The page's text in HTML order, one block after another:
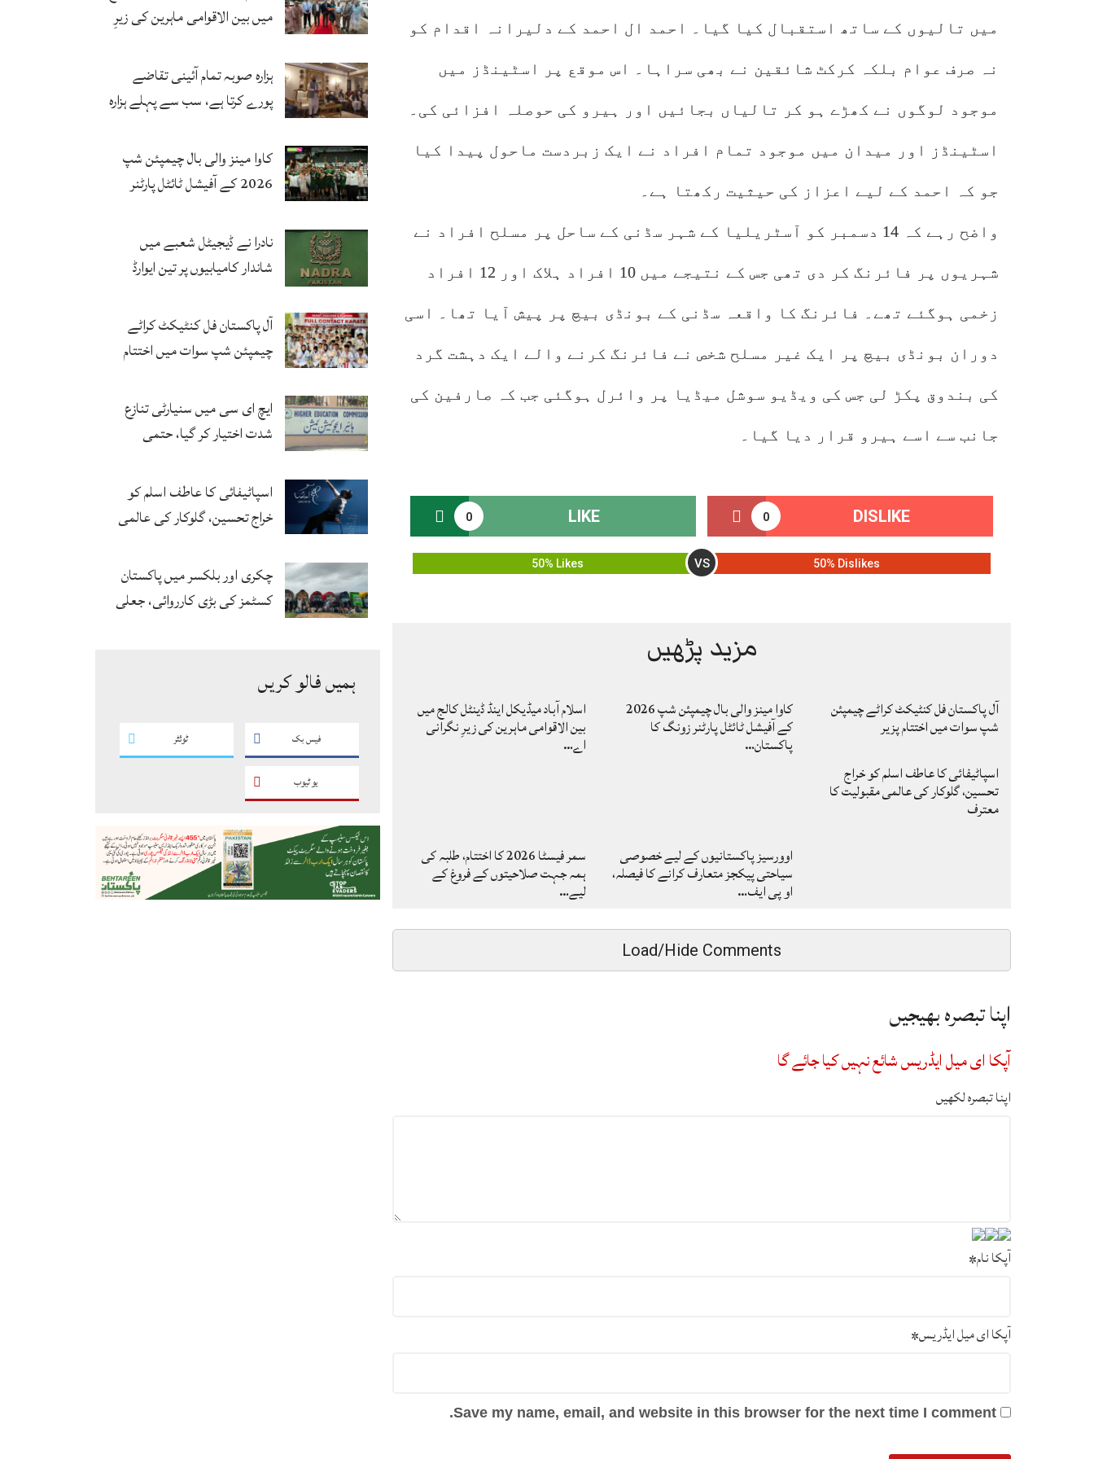
میں بین الاقوامی ماہرین کی زیرِ
سرٹیفکیٹ پروگرام شروع
ہزارہ صوبہ تمام آئینی تقاضے
پورے کرتا ہے، سب سے پہلے ہزارہ
محمد یوسف
کاوا مینز والی بال چیمپئن شپ
2026 کے آفیشل ٹائٹل پارٹنر
فتح پر جشن
نادرا نے ڈیجیٹل شعبے میں
شاندار کامیابیوں پر تین ایوارڈ
آل پاکستان فل کنٹیکٹ کراٹے
چیمپئن شپ سوات میں اختتام
ایچ ای سی میں سنیارٹی تنازع
شدت اختیار کر گیا، حتمی
اسپاٹیفائی کا عاطف اسلم کو
خراج تحسین، گلوکار کی عالمی
چکری اور بلکسر میں پاکستان
کسٹمز کی بڑی کارروائی، جعلی
ہمیں فالو کریں
فیس بک ٹوئٹر
یو ٹیوب
میں تالیوں کے ساتھ استقبال کیا گیا۔ احمد ال احمد کے دلیرانہ اقدام کو
نہ صرف عوام بلکہ کرکٹ شائقین نے بھی سراہا۔ اس موقع پر اسٹینڈز میں
موجود لوگوں نے کھڑے ہو کر تالیاں بجائیں اور ہیرو کی حوصلہ افزائی کی۔
اسٹینڈز اور میدان میں موجود تمام افراد نے ایک زبردست ماحول پیدا کیا
جو کہ احمد کے لیے اعزاز کی حیثیت رکھتا ہے۔
واضح رہے کہ 14 دسمبر کو آسٹریلیا کے شہر سڈنی کے ساحل پر مسلح افراد نے
شہریوں پر فائرنگ کر دی تھی جس کے نتیجے میں 10 افراد ہلاک اور 12 افراد
زخمی ہوگئے تھے۔ فائرنگ کا واقعہ سڈنی کے بونڈی بیچ پر پیش آیا تھا۔ اسی
دوران بونڈی بیچ پر ایک غیر مسلح شخص نے فائرنگ کرنے والے ایک دہشت گرد
کی بندوق پکڑ لی جس کی ویڈیو سوشل میڈیا پر وائرل ہوگئی جب کہ صارفین کی
جانب سے اسے ہیرو قرار دیا گیا۔
0 LIKE 0 DISLIKE
50% Likes VS 50% Dislikes
مزید پڑھیں
اسلام آباد میڈیکل اینڈ ڈینٹل کالج میں
بین الاقوامی ماہرین کی زیرِ نگرانی
اے…
کاوا مینز والی بال چیمپئن شپ 2026
کے آفیشل ٹائٹل پارٹنر زونگ کا
پاکستان…
آل پاکستان فل کنٹیکٹ کراٹے چیمپئن
شپ سوات میں اختتام پزیر
اسپاٹیفائی کا عاطف اسلم کو خراج
تحسین، گلوکار کی عالمی مقبولیت کا
معترف
سمر فیسٹا 2026 کا اختتام، طلبہ کی
ہمہ جہت صلاحیتوں کے فروغ کے
لیے…
اوورسیز پاکستانیوں کے لیے خصوصی
سیاحتی پیکجز متعارف کرانے کا فیصلہ،
او پی ایف…
Load/Hide Comments
اپنا تبصرہ بھیجیں
آپکا ای میل ایڈریس شائع نہیں کیا جائے گا
اپنا تبصرہ لکھیں
آپکا نام*
آپکا ای میل ایڈریس*
Save my name, email, and website in this browser for the next time I comment.